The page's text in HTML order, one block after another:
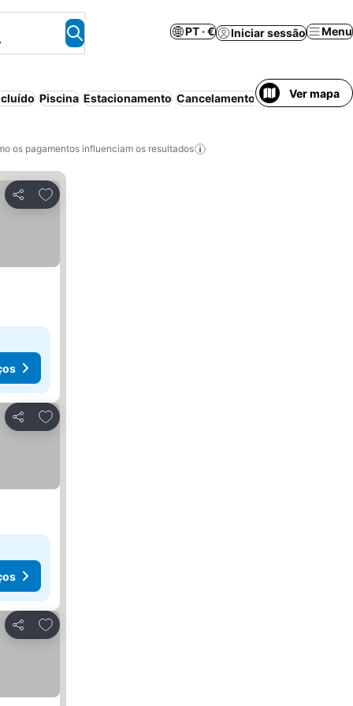
PT · € Iniciar sessão Menu
Piscina Estacionamento Cancelamento gratuitoVer mapa
os pagamentos influenciam os resultados
Partilhar
Adicionar aos favoritos
Partilhar
Adicionar aos favoritos
Partilhar
Adicionar aos favoritos